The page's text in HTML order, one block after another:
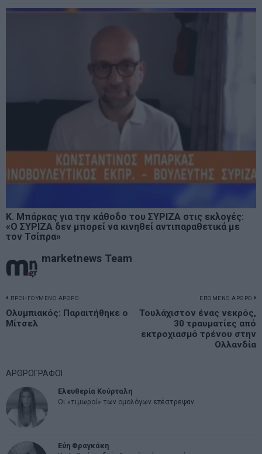
Κ. Μπάρκας για την κάθοδο του ΣΥΡΙΖΑ στις εκλογές:
«Ο ΣΥΡΙΖΑ δεν μπορεί να κινηθεί αντιπαραθετικά με
τον Τσίπρα»
marketnews Team
Πλοήγηση
άρθρων
ΠΡΟΗΓΟΥΜΕΝΟ ΑΡΘΡΟ
Previous
post:
Ολυμπιακός: Παραιτήθηκε ο
Μίτσελ
ΕΠΟΜΕΝΟ ΑΡΘΡΟ
Τουλάχιστον ένας νεκρός,
30 τραυματίες από
εκτροχιασμό τρένου στην
Ολλανδία
ΑΡΘΡΟΓΡΑΦΟΙ
Ελευθερία Κούρταλη
Οι «τιμωροί» των ομολόγων επέστρεψαν
Εύη Φραγκάκη